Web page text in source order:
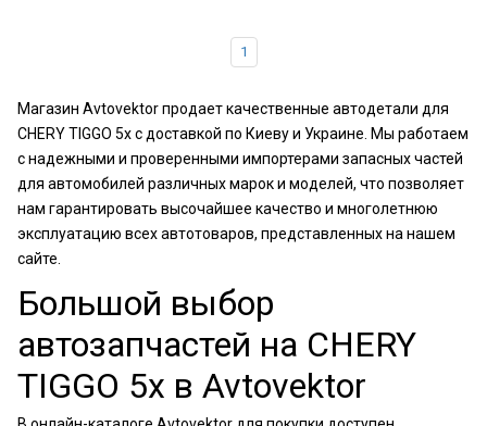
1
Магазин Avtovektor продает качественные автодетали для
CHERY TIGGO 5x с доставкой по Киеву и Украине. Мы работаем
с надежными и проверенными импортерами запасных частей
для автомобилей различных марок и моделей, что позволяет
нам гарантировать высочайшее качество и многолетнюю
эксплуатацию всех автотоваров, представленных на нашем
сайте.
Большой выбор
автозапчастей на CHERY
TIGGO 5x в Avtovektor